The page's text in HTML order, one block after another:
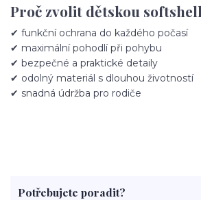
Proč zvolit dětskou
✔ funkční ochrana do každého počasí
✔ maximální pohodlí při pohybu
✔ bezpečné a praktické detaily
✔ odolný materiál s dlouhou životností
✔ snadná údržba pro rodiče
Potřebujete poradit?